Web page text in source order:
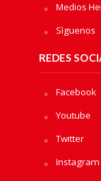
Medios
Sìguenos
REDES
Facebook
Youtube
Twitter
Instagram